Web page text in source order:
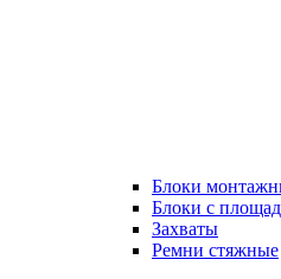
Блоки
Блоки с
Захваты
Ремни стяжные